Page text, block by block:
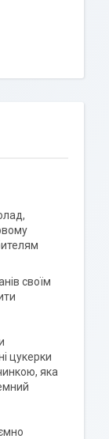
своїм
цукерки
яка